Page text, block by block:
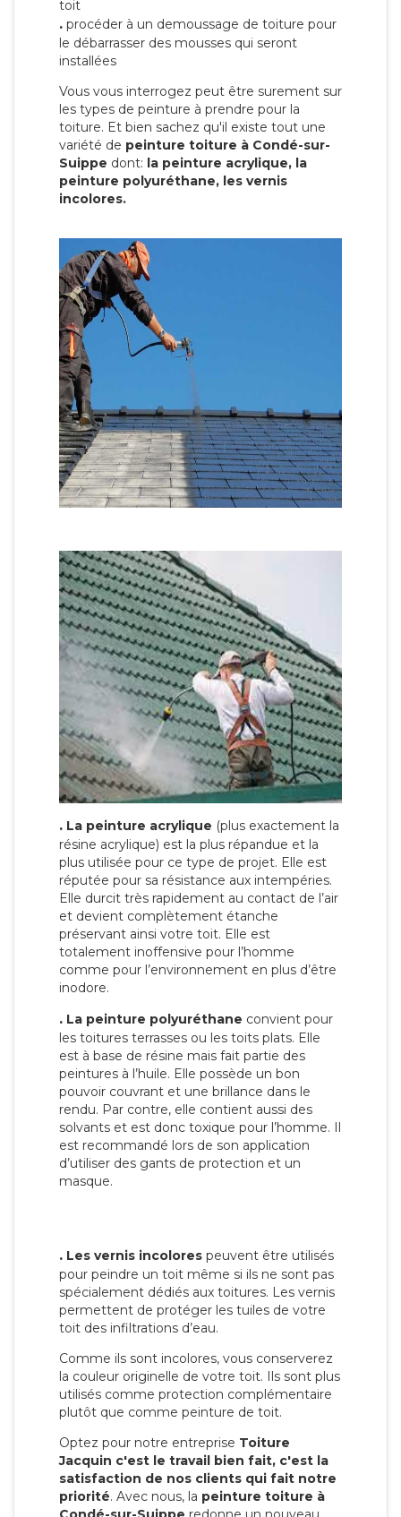
toit
. procéder à un demoussage de toiture pour
le débarrasser des mousses qui seront
installées
Vous vous interrogez peut être surement sur
les types de peinture à prendre pour la
toiture. Et bien sachez qu'il existe tout une
variété de peinture toiture à Condé-sur-
Suippe dont: la peinture acrylique, la
peinture polyuréthane, les vernis
incolores.
. La peinture acrylique (plus exactement la
résine acrylique) est la plus répandue et la
plus utilisée pour ce type de projet. Elle est
réputée pour sa résistance aux intempéries.
Elle durcit très rapidement au contact de l’air
et devient complètement étanche
préservant ainsi votre toit. Elle est
totalement inoffensive pour l’homme
comme pour l’environnement en plus d’être
inodore.
. La peinture polyuréthane convient pour
les toitures terrasses ou les toits plats. Elle
est à base de résine mais fait partie des
peintures à l’huile. Elle possède un bon
pouvoir couvrant et une brillance dans le
rendu. Par contre, elle contient aussi des
solvants et est donc toxique pour l’homme. Il
est recommandé lors de son application
d’utiliser des gants de protection et un
masque.
. Les vernis incolores peuvent être utilisés
pour peindre un toit même si ils ne sont pas
spécialement dédiés aux toitures. Les vernis
permettent de protéger les tuiles de votre
toit des infiltrations d’eau.
Comme ils sont incolores, vous conserverez
la couleur originelle de votre toit. Ils sont plus
utilisés comme protection complémentaire
plutôt que comme peinture de toit.
Optez pour notre entreprise Toiture
Jacquin c'est le travail bien fait, c'est la
satisfaction de nos clients qui fait notre
priorité. Avec nous, la peinture toiture à